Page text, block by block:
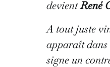
devientRené
A tout juste
apparaît dans
signe un